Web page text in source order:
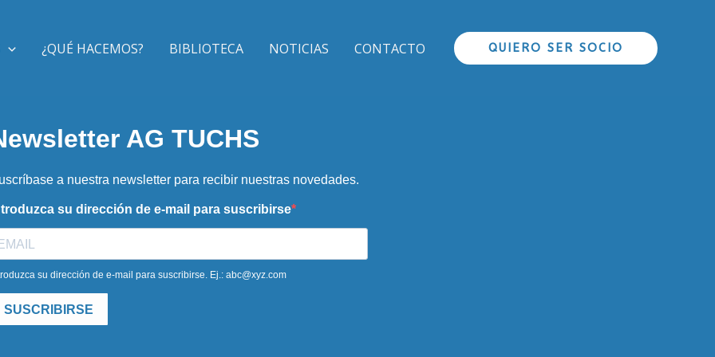
¿QUÉ HACEMOS? BIBLIOTECA NOTICIAS CONTACTO QUIERO SER SOCIO